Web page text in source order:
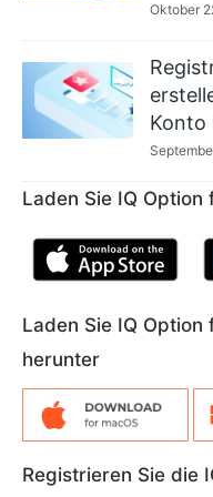
Oktober
Konto
Laden Sie IQ
Laden Sie IQ
herunter
Registrieren Sie die